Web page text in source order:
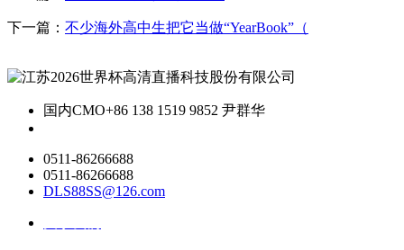
下一篇： 不少海外高中生把它当做“YearBook”（
国内CMO+86 138 1519 9852 尹群华
0511-86266688
0511-86266688
DLS88SS@126.com